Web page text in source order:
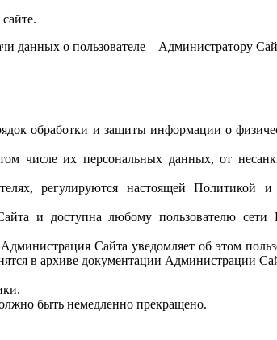
данных о пользователе – Администратору
обработки и защиты информации о
числе их персональных данных, от
регулируются настоящей Политикой
и доступна любому пользователю сети
Сайта уведомляет об этом
в архиве документации Администрации
быть немедленно прекращено.